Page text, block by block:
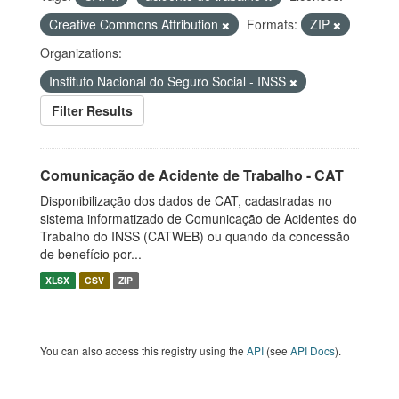
Creative Commons Attribution
Formats:
ZIP
Organizations:
Instituto Nacional do Seguro Social - INSS
Filter Results
Comunicação de Acidente de Trabalho - CAT
Disponibilização dos dados de CAT, cadastradas no
sistema informatizado de Comunicação de Acidentes do
Trabalho do INSS (CATWEB) ou quando da concessão
de benefício por...
XLSX CSV ZIP
You can also access this registry using the API (see API Docs).